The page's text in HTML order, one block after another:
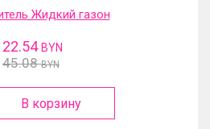
Жидкий газон
22.54 BYN
45.08 BYN
В корзину